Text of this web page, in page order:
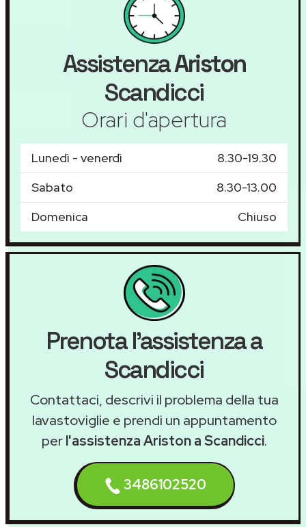
AssistenzaAriston
Scandicci
Orari d'apertura
Lunedì - venerdì
8.30-19.30
Sabato
8.30-13.00
Domenica
Chiuso
Prenota l'assistenza a
Scandicci
Contattaci, descrivi il problema della tua
lavastoviglie e prendi un appuntamento
perl'assistenza Ariston a Scandicci.
3486102520